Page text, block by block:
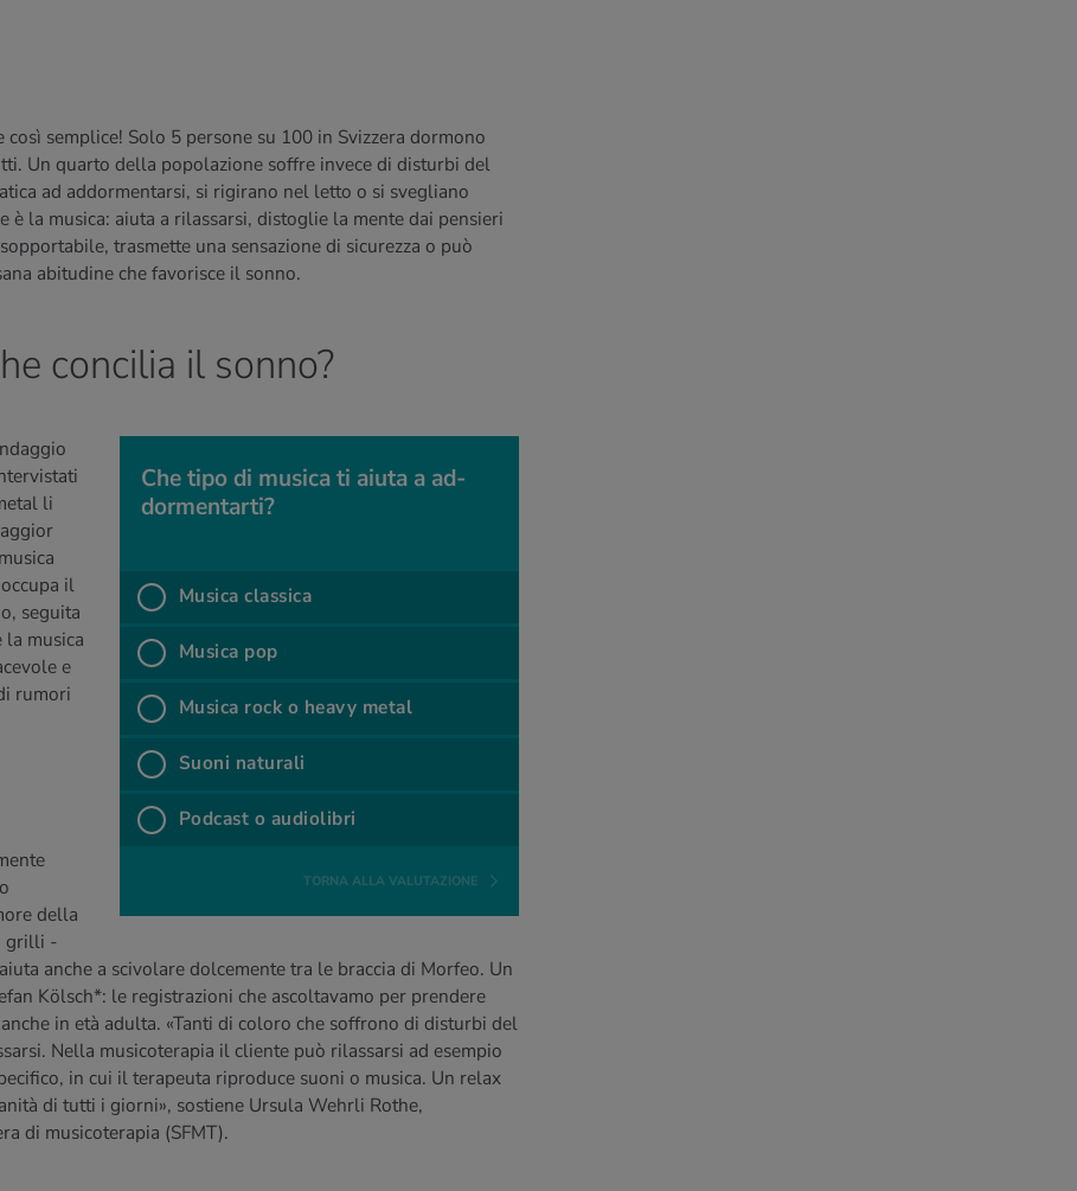
semplice! Solo 5 persone su 100 in Svizzera dormono
Un quarto della popolazione soffre invece di disturbi del
ad addormentarsi, si rigirano nel letto o si svegliano
è la musica: aiuta a rilassarsi, distoglie la mente dai pensieri
trasmette una sensazione di sicurezza o può
abitudine che favorisce il sonno.
concilia il sonno?
Che tipo di mu­si­ca ti aiuta a ad­
dor­men­tar­ti?
Mu­si­ca clas­si­ca
Mu­si­ca pop
Mu­si­ca rock o heavy metal
Suoni na­tu­ra­li
Po­d­ca­st o au­dio­li­bri
TORNA ALLA VALUTAZIONE
Che tipo di mu­si­ca ti aiuta a ad­dor­men­
%
%
Podcast o audiolibri
%
li
il
seguita
la musica
e
rumori
della
grilli -
anche a scivolare dolcemente tra le braccia di Morfeo. Un
Kölsch*: le registrazioni che ascoltavamo per prendere
in età adulta. «Tanti di coloro che soffrono di disturbi del
Nella musicoterapia il cliente può rilassarsi ad esempio
in cui il terapeuta riproduce suoni o musica. Un relax
di tutti i giorni», sostiene Ursula Wehrli Rothe,
di musicoterapia (SFMT).